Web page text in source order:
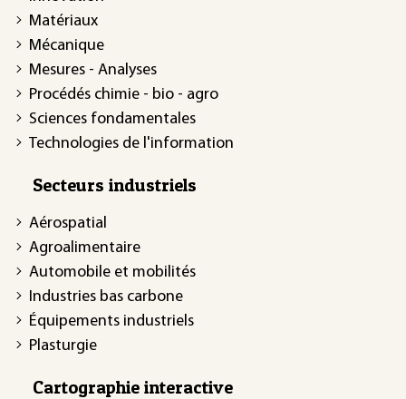
Matériaux
Mécanique
Mesures - Analyses
Procédés chimie - bio - agro
Sciences fondamentales
Technologies de l'information
Secteurs industriels
Aérospatial
Agroalimentaire
Automobile et mobilités
Industries bas carbone
Équipements industriels
Plasturgie
Cartographie interactive